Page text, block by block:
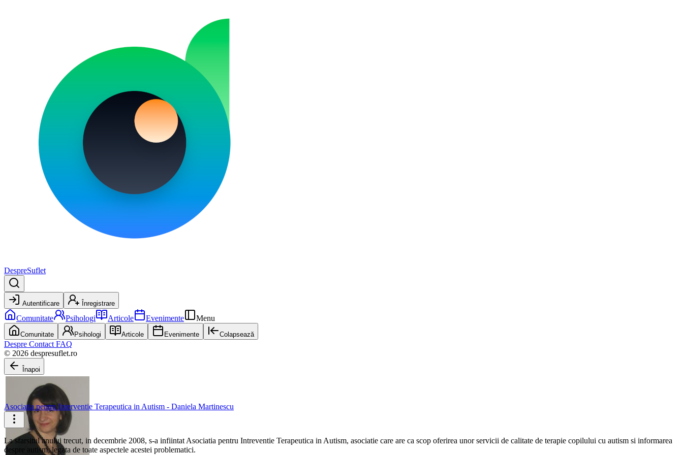
DespreSuflet
Autentificare Înregistrare
Comunitate Psihologi Articole Evenimente Menu
Comunitate Psihologi Articole Evenimente Colapsează
Despre Contact FAQ
© 2026 despresuflet.ro
Înapoi
Asociatia pentru Interventie Terapeutica in Autism - Daniela Martinescu
La sfarsitul anului trecut, in decembrie 2008, s-a infiintat Asociatia pentru Intreventie Terapeutica in Autism, asociatie care are ca scop oferirea unor servicii de calitate de terapie copilului cu autism si informarea
despre autism, legata de toate aspectele acestei problematici.